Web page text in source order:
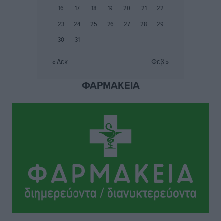
16
17 18 19 20 21
22
23
24 25 26 27 28
29
30
31
« Δεκ Φεβ »
ΦΑΡΜΑΚΕΙΑ